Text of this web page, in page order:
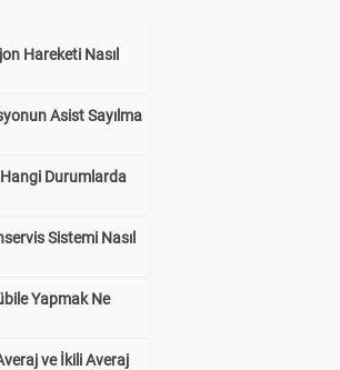
Hareketi Nasıl
Asist Sayılma
Durumlarda
Sistemi Nasıl
Yapmak Ne
ve İkili Averaj